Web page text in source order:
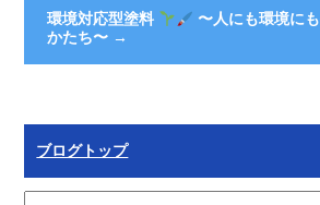
環境対応型塗料
〜人にも環境に
かたち〜 →
ブログトップ